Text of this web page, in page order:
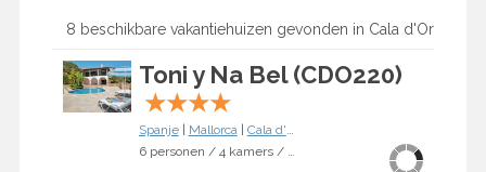
8 beschikbare vakantiehuizen gevonden in Cala d'Or
Toni y Na Bel (CDO220)
★★★★
Spanje| Mallorca| Cala d'Or
6 personen / 4 kamers / 3 slaapkamers